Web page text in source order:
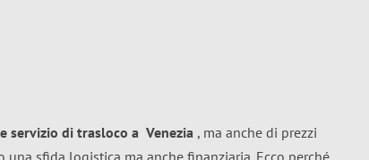
servizio di trasloco a Venezia , ma anche di prezzi
una sfida logistica ma anche finanziaria. Ecco perché